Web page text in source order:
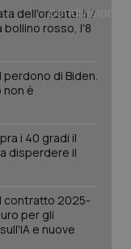
Collo
dell'ondata: il 7
rosso, l'8
perdono di Biden.
non è
i 40 gradi il
disperdere il
contratto 2025-
per gli
e nuove